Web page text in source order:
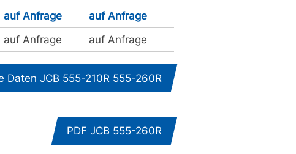
auf Anfrage
auf Anfrage
auf Anfrage auf Anfrage
Daten JCB 555-210R 555-260R
PDF JCB 555-260R